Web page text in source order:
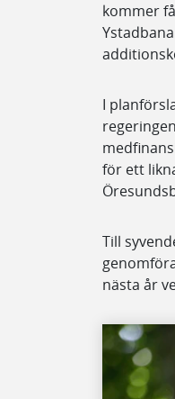
kommer
I
för ett
Till
nästa år